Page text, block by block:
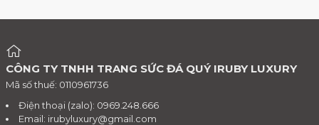
CÔNG TY TNHH TRANG SỨC ĐÁ QUÝ IRUBY LUXURY
Mã số thuế: 0110961736
Điện thoại (zalo): 0969.248.666
Email: irubyluxury@gmail.com